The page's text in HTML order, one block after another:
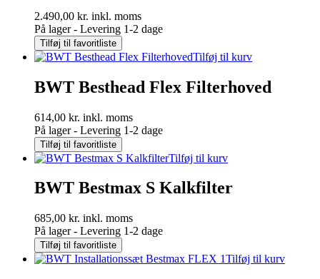
2.490,00 kr. inkl. moms
På lager - Levering 1-2 dage
Tilføj til favoritliste
Tilføj til kurv
BWT Besthead Flex Filterhoved
614,00 kr. inkl. moms
På lager - Levering 1-2 dage
Tilføj til favoritliste
Tilføj til kurv
BWT Bestmax S Kalkfilter
685,00 kr. inkl. moms
På lager - Levering 1-2 dage
Tilføj til favoritliste
Tilføj til kurv